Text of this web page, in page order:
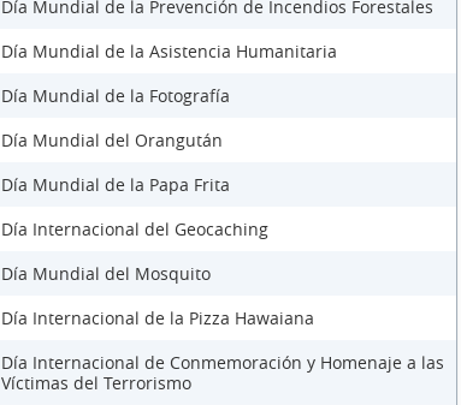
Día Mundial de la Prevención de Incendios Forestales
Día Mundial de la Asistencia Humanitaria
Día Mundial de la Fotografía
Día Mundial del Orangután
Día Mundial de la Papa Frita
Día Internacional del Geocaching
Día Mundial del Mosquito
Día Internacional de la Pizza Hawaiana
Día Internacional de Conmemoración y Homenaje a las
Víctimas del Terrorismo